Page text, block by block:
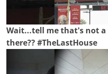
Wait...tell me that's not a
there?? #TheLastHouse